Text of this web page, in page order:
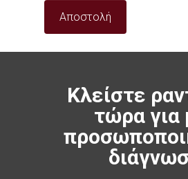
Κλείστε
τώρα για